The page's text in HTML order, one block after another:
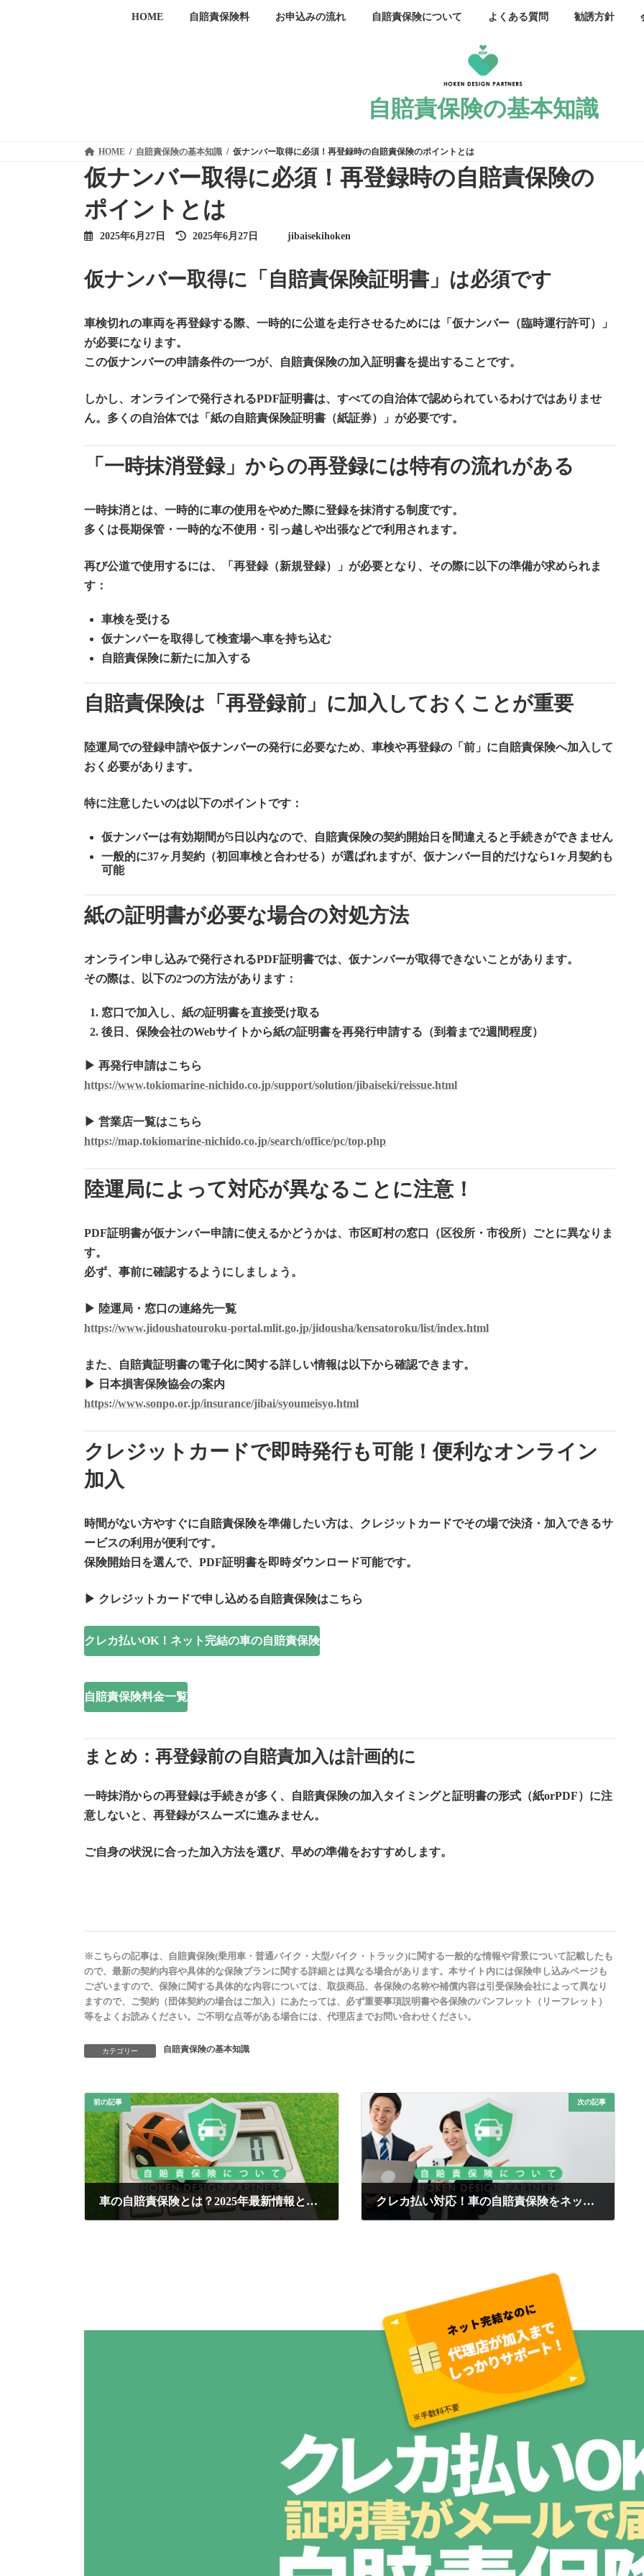
HOME 自賠責保険料 お申込みの流れ 自賠責保険について よくある質問 勧誘方針
自賠責保険の基本知識
HOME 自賠責保険の基本知識 仮ナンバー取得に必須！再登録時の自賠責保険のポイントとは
仮ナンバー取得に必須！再登録時の自賠責保険の
ポイントとは
2025年6月27日
最
新
日
時
2025年6月27日 jibaisekihoken
仮ナンバー取得に「自賠責保険証明書」は必須です
車検切れの車両を再登録する際、一時的に公道を走行させるためには「仮ナンバー（臨時運行許可）」
が必要になります。
この仮ナンバーの申請条件の一つが、自賠責保険の加入証明書を提出することです。
しかし、オンラインで発行されるPDF証明書は、すべての自治体で認められているわけではありませ
ん。 多くの自治体では「紙の自賠責保険証明書（紙証券）」が必要です。
「一時抹消登録」からの再登録には特有の流れがある
一時抹消とは、一時的に車の使用をやめた際に登録を抹消する制度です。
多くは長期保管・一時的な不使用・引っ越しや出張などで利用されます。
再び公道で使用するには、「再登録（新規登録）」が必要となり、その際に以下の準備が求められま
す：
車検を受ける
仮ナンバーを取得して検査場へ車を持ち込む
自賠責保険に新たに加入する
自賠責保険は「再登録前」に加入しておくことが重要
陸運局での登録申請や仮ナンバーの発行に必要なため、 車検や再登録の「前」に自賠責保険へ加入して
おく必要があります。
特に注意したいのは以下のポイントです：
仮ナンバーは有効期間が5日以内なので、自賠責保険の契約開始日を間違えると手続きができません
一般的に37ヶ月契約（初回車検と合わせる）が選ばれますが、仮ナンバー目的だけなら1ヶ月契約も
可能
紙の証明書が必要な場合の対処方法
オンライン申し込みで発行されるPDF証明書では、仮ナンバーが取得できないことがあります。
その際は、以下の2つの方法があります：
窓口で加入し、紙の証明書を直接受け取る
後日、保険会社のWebサイトから紙の証明書を再発行申請する（到着まで2週間程度）
▶ 再発行申請はこちら
https://www.tokiomarine-nichido.co.jp/support/solution/jibaiseki/reissue.html
▶ 営業店一覧はこちら
https://map.tokiomarine-nichido.co.jp/search/office/pc/top.php
陸運局によって対応が異なることに注意！
PDF証明書が仮ナンバー申請に使えるかどうかは、 市区町村の窓口（区役所・市役所）ごとに異なりま
す。
必ず、事前に確認するようにしましょう。
▶ 陸運局・窓口の連絡先一覧
https://www.jidoushatouroku-portal.mlit.go.jp/jidousha/kensatoroku/list/index.html
また、自賠責証明書の電子化に関する詳しい情報は以下から確認できます。
▶ 日本損害保険協会の案内
https://www.sonpo.or.jp/insurance/jibai/syoumeisyo.html
クレジットカードで即時発行も可能！便利なオンライン
加入
時間がない方やすぐに自賠責保険を準備したい方は、クレジットカードでその場で決済・加入できるサ
ービスの利用が便利です。
保険開始日を選んで、PDF証明書を即時ダウンロード可能です。
▶ クレジットカードで申し込める自賠責保険はこちら
クレカ払いOK！ネット完結の車の自賠責保険
自賠責保険料金一覧
まとめ：再登録前の自賠責加入は計画的に
一時抹消からの再登録は手続きが多く、
自賠責保険の加入タイミングと証明書の形式（紙orPDF）に注
意しないと、再登録がスムーズに進みません。
ご自身の状況に合った加入方法を選び、早めの準備をおすすめします。
※こちらの記事は、自賠責保険(乗用車・普通バイク・大型バイク・トラック)に関する一般的な情報や背景について記載したも
ので、最新の契約内容や具体的な保険プランに関する詳細とは異なる場合があります。本サイト内には保険申し込みページも
ございますので、保険に関する具体的な内容については、取扱商品、各保険の名称や補償内容は引受保険会社によって異なり
ますので、ご契約（団体契約の場合はご加入）にあたっては、必ず重要事項説明書や各保険のパンフレット（リーフレット）
等をよくお読みください。ご不明な点等がある場合には、代理店までお問い合わせください。
カテゴリー 自賠責保険の基本知識
前の記事
車の自賠責保険とは？2025年最新情報と賢い見直し方法
次の記事
クレカ払い対応！車の自賠責保険をネットで簡単申込